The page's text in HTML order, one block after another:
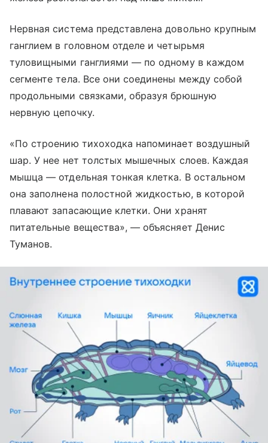
Нервная система представлена довольно крупным
ганглием в головном отделе и четырьмя
туловищными ганглиями — по одному в каждом
сегменте тела. Все они соединены между собой
продольными связками, образуя брюшную
нервную цепочку.
«По строению тихоходка напоминает воздушный
шар. У нее нет толстых мышечных слоев. Каждая
мышца — отдельная тонкая клетка. В остальном
она заполнена полостной жидкостью, в которой
плавают запасающие клетки. Они хранят
питательные вещества», — объясняет Денис
Туманов.